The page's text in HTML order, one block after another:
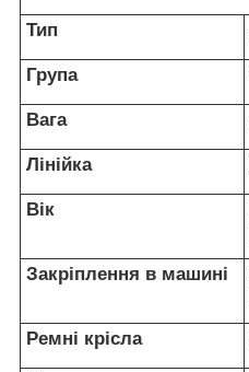
Тип
Група
Вага
Лінійка
Вік
Закріплення в машині
Ремні крісла